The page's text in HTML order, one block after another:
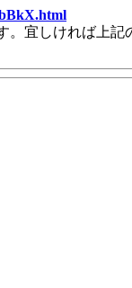
。宜しければ上